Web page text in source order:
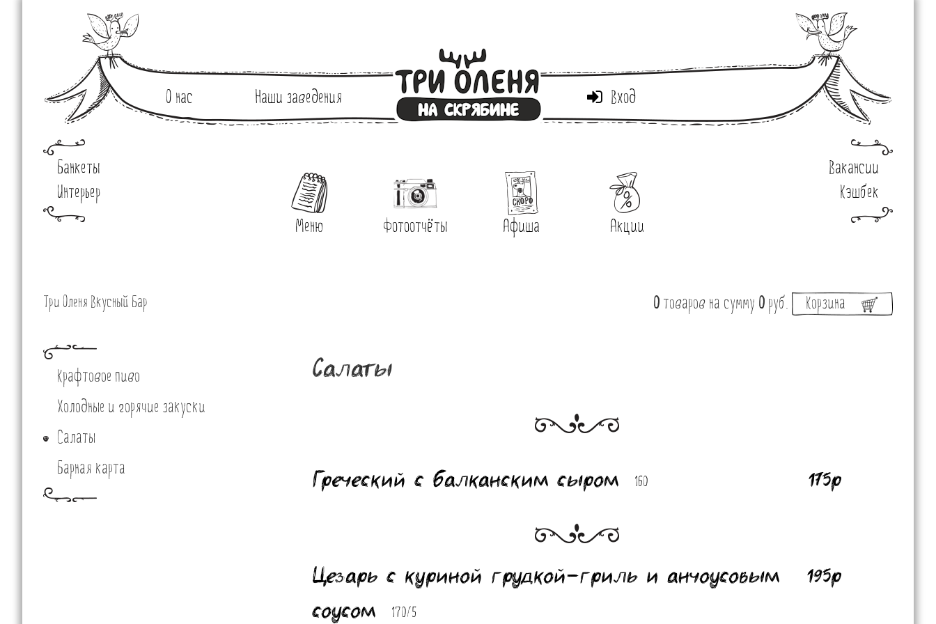
О нас Наши заведения Вход
Банкеты
Интерьер
Меню
Фотоотчёты Афиша Акции
Вакансии
Кэшбек
Три Оленя Вкусный Бар 0 товаровна сумму 0руб. Корзина
Крафтовое пиво
Холодные и горячие закуски
Салаты
Барная карта
Салаты
175р
Греческий с балканским сыром 160
195р
Цезарь с куриной грудкой-гриль и анчоусовым
соусом
170/5